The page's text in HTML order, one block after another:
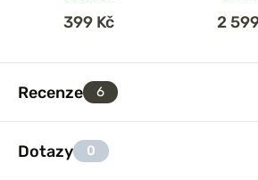
399 Kč 2
Recenze 6
Dotazy 0